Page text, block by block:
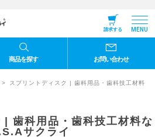
請求する MENU
商品を探す お問い合わせ
スプリントディスク | 歯科用品・歯科技工材料
| 歯科用品・歯科技工材料な
サクライ